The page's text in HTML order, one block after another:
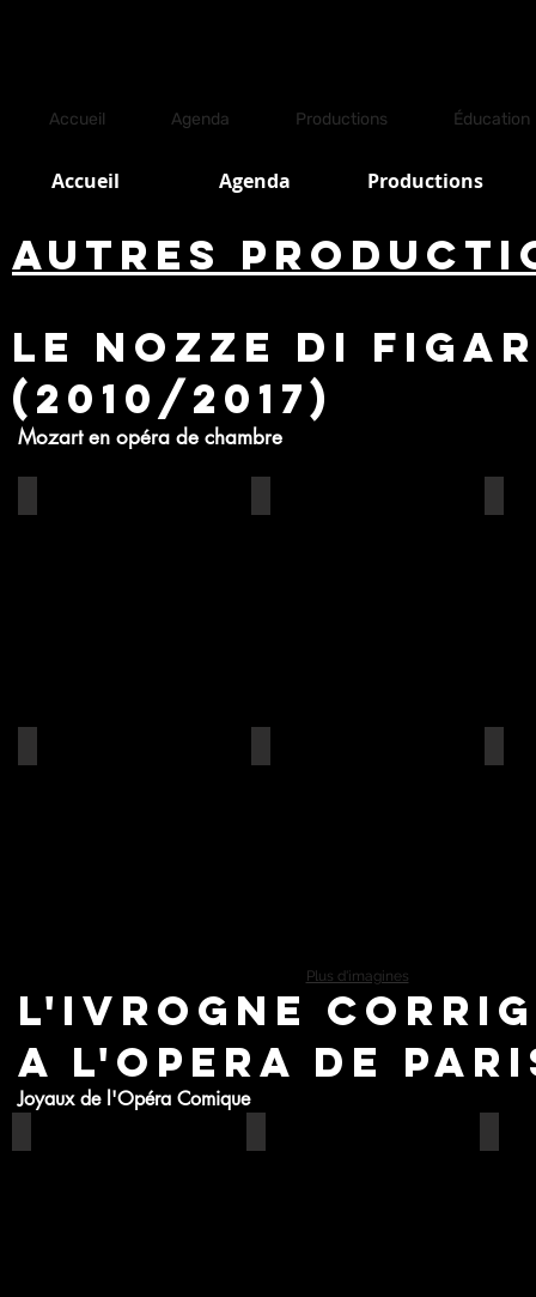
Accueil Agenda Productions Éducation
Accueil Agenda Productions
autres
Le nozze di
(2010/2017)
Mozart en opéra de chambre
Plus d'imagines
L'Ivrogne
a l'opera de
Joyaux de l'Opéra Comique